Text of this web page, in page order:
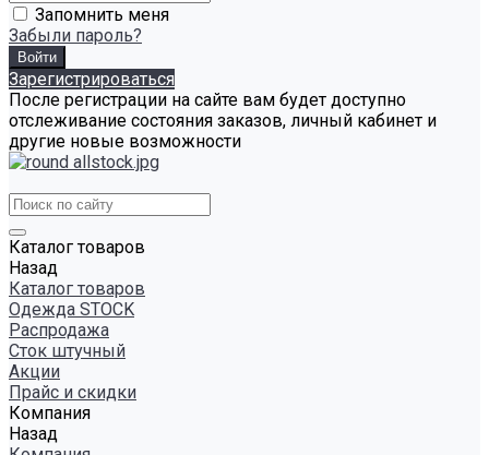
Запомнить меня
Забыли пароль?
Зарегистрироваться
После регистрации на сайте вам будет доступно
отслеживание состояния заказов, личный кабинет и
другие новые возможности
Каталог товаров
Назад
Каталог товаров
Одежда STOCK
Распродажа
Сток штучный
Акции
Прайс и скидки
Компания
Назад